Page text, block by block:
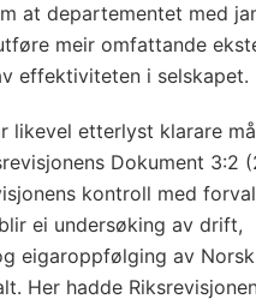
at departementet med
meir omfattande
effektiviteten i selskapet.
likevel etterlyst klarare
Dokument 3:2
kontroll med
ei undersøking av drift,
eigaroppfølging av
Her hadde